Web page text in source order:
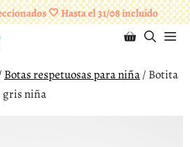
🤍 Hasta el 31/08 incluido
A PARTIR DE 95 EUROS!
Botas respetuosas para niña/ Botita
gris niña